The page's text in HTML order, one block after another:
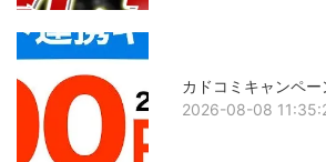
カドコミキャンペー
2026-08-08